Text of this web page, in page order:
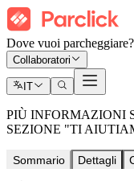
Dove vuoi parcheggiare?
Collaboratori
IT
PIÙ INFORMAZIONI
SEZIONE "TI
Sommario Dettagli